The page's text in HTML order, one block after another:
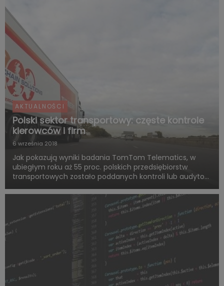
AKTUALNOŚCI
Polski sektor transportowy: częste kontrole
kierowców i firm
6 września 2018
Jak pokazują wyniki badania TomTom Telematics, w
ubiegłym roku aż 55 proc. polskich przedsiębiorstw
transportowych zostało poddanych kontroli lub audytowi
pracy. Z kolei w przypadku aż 78 proc. firm, kontroli
zostali poddan...